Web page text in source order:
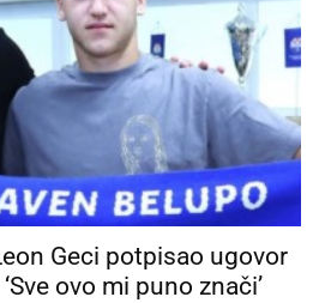
Geci potpisao ugovor
ovo mi puno znači’